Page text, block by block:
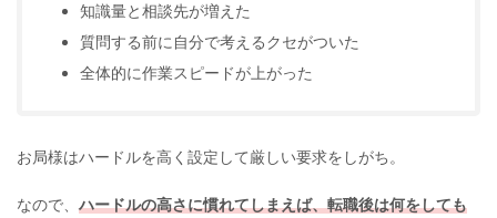
知識量と相談先が増えた
質問する前に自分で考えるクセがついた
全体的に作業スピードが上がった
お局様はハードルを高く設定して厳しい要求をしがち。
なので、 ハードルの高さに慣れてしまえば、転職後は何をしても